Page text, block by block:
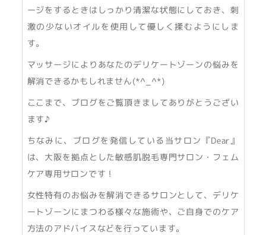
ージをするときはしっかり清潔な状態にしておき、刺
激の少ないオイルを使用して優しく揉むようにしま
す。
マッサージによりあなたのデリケートゾーンの悩みを
解消できるかもしれません(*^_^*)
ここまで、ブログをご覧頂きましてありがとうござい
ます♪
ちなみに、ブログを発信している当サロン『Dear』
は、大阪を拠点とした敏感肌脱毛専門サロン・フェム
ケア専用サロンです！
女性特有のお悩みを解消できるサロンとして、デリケ
ートゾーンにまつわる様々な施術や、ご自身でのケア
方法のアドバイスなどを行っています。